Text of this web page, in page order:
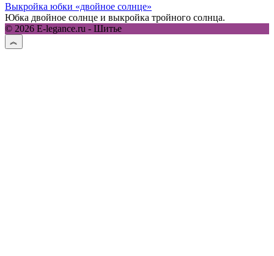
Выкройка юбки «двойное солнце»
Юбка двойное солнце и выкройка тройного солнца.
© 2026 E-legance.ru - Шитье